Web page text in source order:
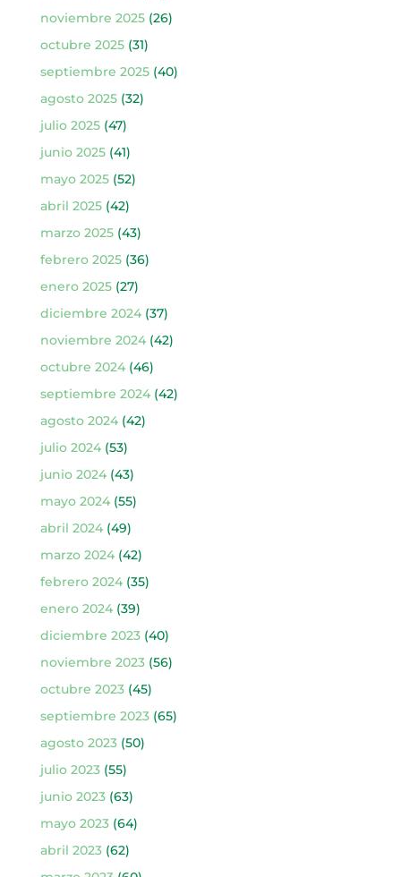
noviembre 2025(26)
octubre 2025(31)
septiembre 2025(40)
agosto 2025(32)
julio 2025(47)
junio 2025(41)
mayo 2025(52)
abril 2025(42)
marzo 2025(43)
febrero 2025(36)
enero 2025(27)
diciembre 2024(37)
noviembre 2024(42)
octubre 2024(46)
septiembre 2024(42)
agosto 2024(42)
julio 2024(53)
junio 2024(43)
mayo 2024(55)
abril 2024(49)
marzo 2024(42)
febrero 2024(35)
enero 2024(39)
diciembre 2023(40)
noviembre 2023(56)
octubre 2023(45)
septiembre 2023(65)
agosto 2023(50)
julio 2023(55)
junio 2023(63)
mayo 2023(64)
abril 2023(62)